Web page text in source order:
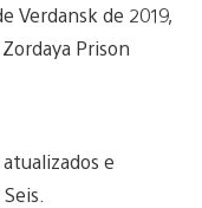
Verdansk de 2019,
Prison
e